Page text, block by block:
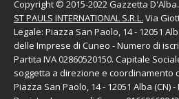
Copyright © 2015-2022 Gazzetta
ST PAULS INTERNATIONAL S.R.L. Via
Legale: Piazza San Paolo, 14 - 12051
delle Imprese di Cuneo - Numero di
Partita IVA 02860520150. Capitale
soggetta a direzione e coordinamento
Piazza San Paolo, 14 - 12051 Alba (CN)